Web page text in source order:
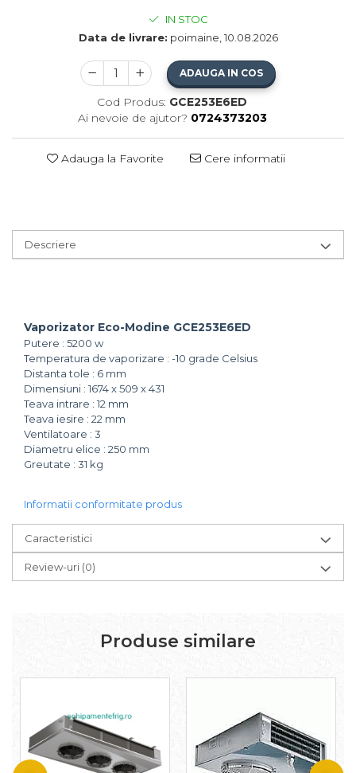
IN STOC
Data de livrare: poimaine, 10.08.2026
ADAUGA IN COS
Cod Produs: GCE253E6ED
Ai nevoie de ajutor? 0724373203
Adauga la Favorite Cere informatii
Descriere
Vaporizator Eco-Modine GCE253E6ED
Putere : 5200 w
Temperatura de vaporizare : -10 grade Celsius
Distanta tole : 6 mm
Dimensiuni : 1674 x 509 x 431
Teava intrare : 12 mm
Teava iesire : 22 mm
Ventilatoare : 3
Diametru elice : 250 mm
Greutate : 31 kg
Informatii conformitate produs
Caracteristici
Review-uri (0)
Produse similare